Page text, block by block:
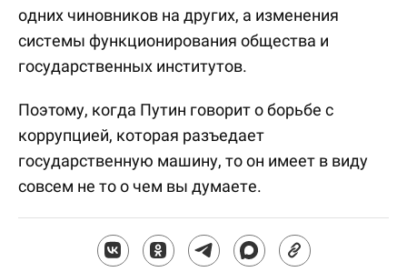
одних чиновников на других, а изменения
системы функционирования общества и
государственных институтов.
Поэтому, когда Путин говорит о борьбе с
коррупцией, которая разъедает
государственную машину, то он имеет в виду
совсем не то о чем вы думаете.